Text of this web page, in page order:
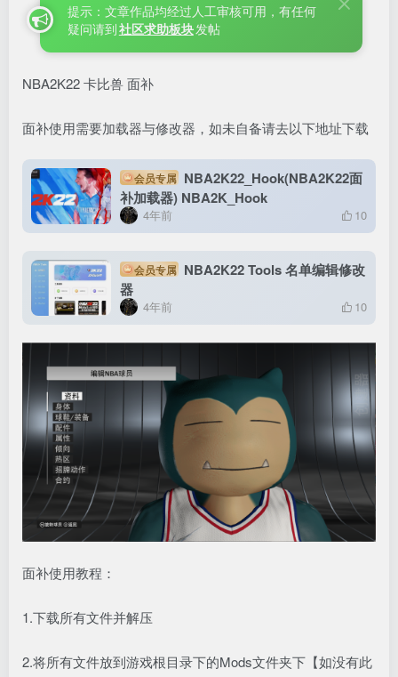
提示：文章作品均经过人工审核可用，有任何
疑问请到社区求助板块发帖
NBA2K22 卡比兽 面补
面补使用需要加载器与修改器，如未自备请去以下地址下载
会员专属 NBA2K22_Hook(NBA2K22面
补加载器) NBA2K_Hook
4年前 10
会员专属 NBA2K22 Tools 名单编辑修改
器
4年前 10
面补使用教程：
1.下载所有文件并解压
2.将所有文件放到游戏根目录下的Mods文件夹下【如没有此